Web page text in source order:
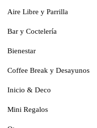
Aire Libre y Parrilla
Bar y Coctelería
Bienestar
Coffee Break y Desayunos
Inicio & Deco
Mini Regalos